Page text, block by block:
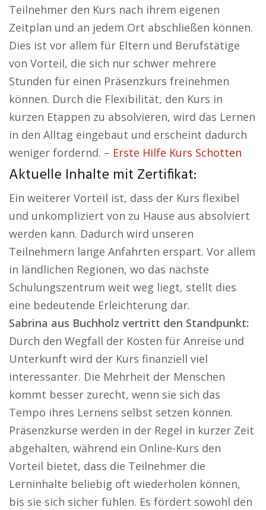
Teilnehmer den Kurs nach ihrem eigenen
Zeitplan und an jedem Ort abschließen können.
Dies ist vor allem für Eltern und Berufstätige
von Vorteil, die sich nur schwer mehrere
Stunden für einen Präsenzkurs freinehmen
können. Durch die Flexibilität, den Kurs in
kurzen Etappen zu absolvieren, wird das Lernen
in den Alltag eingebaut und erscheint dadurch
weniger fordernd. – Erste Hilfe Kurs Schotten
Aktuelle Inhalte mit Zertifikat:
Ein weiterer Vorteil ist, dass der Kurs flexibel
und unkompliziert von zu Hause aus absolviert
werden kann. Dadurch wird unseren
Teilnehmern lange Anfahrten erspart. Vor allem
in ländlichen Regionen, wo das nächste
Schulungszentrum weit weg liegt, stellt dies
eine bedeutende Erleichterung dar.
Sabrina aus Buchholz vertritt den Standpunkt:
Durch den Wegfall der Kosten für Anreise und
Unterkunft wird der Kurs finanziell viel
interessanter. Die Mehrheit der Menschen
kommt besser zurecht, wenn sie sich das
Tempo ihres Lernens selbst setzen können.
Präsenzkurse werden in der Regel in kurzer Zeit
abgehalten, während ein Online-Kurs den
Vorteil bietet, dass die Teilnehmer die
Lerninhalte beliebig oft wiederholen können,
bis sie sich sicher fühlen. Es fördert sowohl den